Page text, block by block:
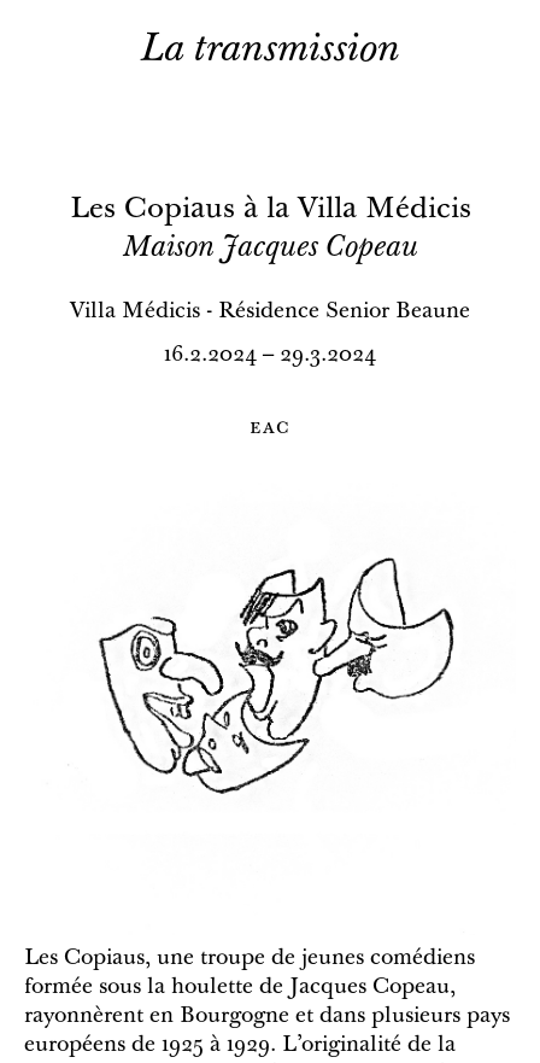
La transmission
Les Copiaus à la Villa Médicis
Maison Jacques Copeau
Villa Médicis - Résidence Senior Beaune
16.2.2024 – 29.3.2024
eac
Les Copiaus, une troupe de jeunes comédiens
formée sous la houlette de Jacques Copeau,
rayonnèrent en Bourgogne et dans plusieurs pays
européens de 1925 à 1929. L’originalité de la